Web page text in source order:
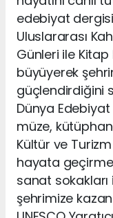
edebiyat
Uluslararası
Günleri ile Kitap
büyüyerek
güçlendirdiğini
Dünya Edebiyat
müze,
Kültür ve
hayata
sanat sokakları
şehrimize